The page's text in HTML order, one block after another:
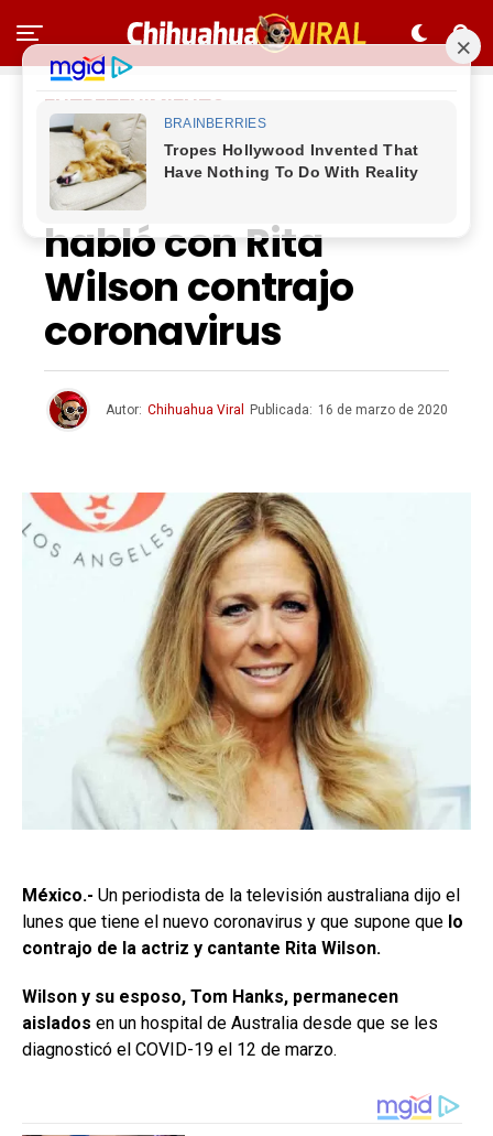
ENTRETENIMIENTO
Periodista
australiano que
habló con Rita
Wilson contrajo
coronavirus
Autor: Chihuahua Viral Publicada: 16 de marzo de 2020
México.- Un periodista de la televisión australiana dijo el
lunes que tiene el nuevo coronavirus y que supone que lo
contrajo de la actriz y cantante Rita Wilson.
Wilson y su esposo, Tom Hanks, permanecen
aislados en un hospital de Australia desde que se les
diagnosticó el COVID-19 el 12 de marzo.